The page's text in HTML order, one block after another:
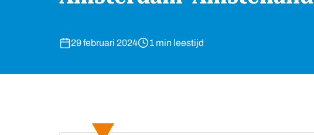
29 februari 2024 1 min leestijd